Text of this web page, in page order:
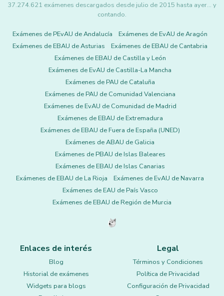
37.274.621 exámenes descargados desde julio de 2015 hasta ayer... y
contando.
Exámenes de PEvAU de Andalucía
Exámenes de EvAU de Aragón
Exámenes de EBAU de Asturias
Exámenes de EBAU de Cantabria
Exámenes de EBAU de Castilla y León
Exámenes de EvAU de Castilla-La Mancha
Exámenes de PAU de Cataluña
Exámenes de PAU de Comunidad Valenciana
Exámenes de EvAU de Comunidad de Madrid
Exámenes de EBAU de Extremadura
Exámenes de EBAU de Fuera de España (UNED)
Exámenes de ABAU de Galicia
Exámenes de PBAU de Islas Baleares
Exámenes de EBAU de Islas Canarias
Exámenes de EBAU de La Rioja
Exámenes de EvAU de Navarra
Exámenes de EAU de País Vasco
Exámenes de EBAU de Región de Murcia
Enlaces de interés
Blog
Historial de exámenes
Widgets para blogs
Legal
Términos y Condiciones
Política de Privacidad
Configuración de Privacidad